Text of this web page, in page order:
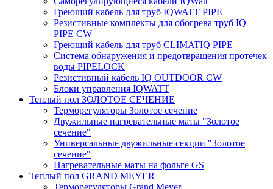
Греющий кабель для труб IQWATT PIPE
Резистивные комплекты для обогрева труб IQ
PIPE CW
Греющий кабель для труб CLIMATIQ PIPE
Система обнаружения и предотвращения протечек
воды PIPELOCK
Резистивный кабель IQ OUTDOOR CW
Блоки управления IQWATT
Теплый пол ЗОЛОТОЕ СЕЧЕНИЕ
Терморегуляторы Золотое сечение
Двужильные нагревательные маты "Золотое
сечение"
Универсальные двужильные секции "Золотое
сечение"
Нагревательные маты на фольге GS
Теплый пол GRAND MEYER
Терморегуляторы Grand Meyer